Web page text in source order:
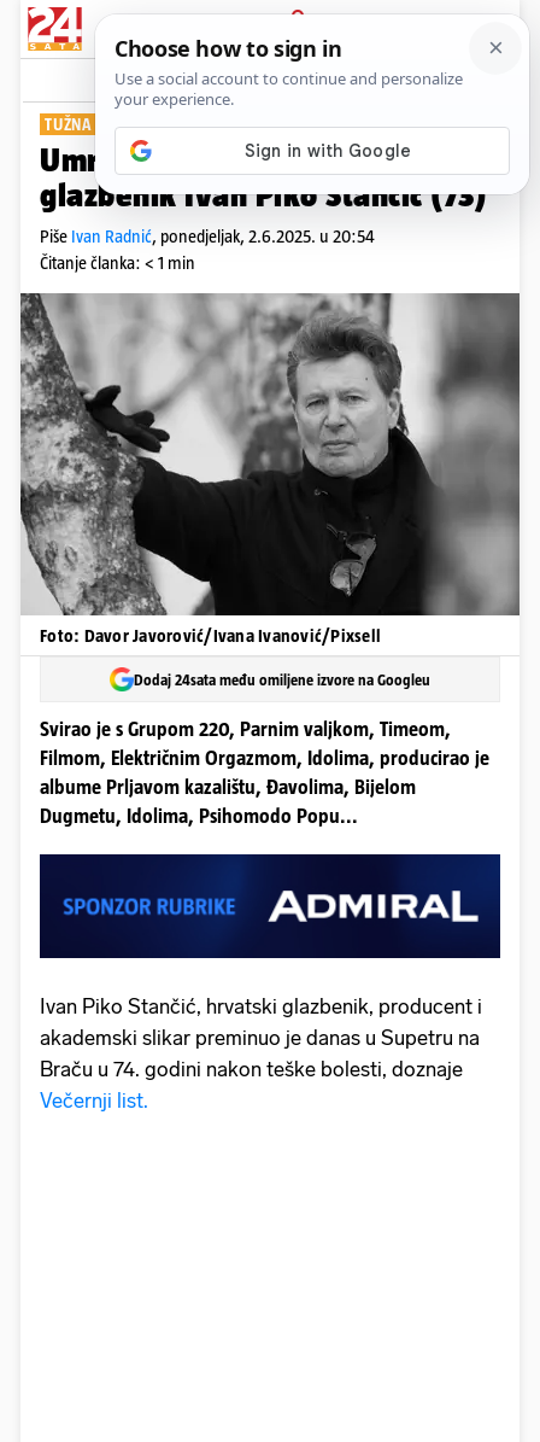
PRIJAVA
Show Komentari
TUŽNA VIJEST
Umro je legendarni hrvatski
glazbenik Ivan Piko Stančić (73)
Piše Ivan Radnić, ponedjeljak, 2.6.2025. u 20:54
Čitanje članka: < 1 min
Foto: Davor Javorović/Ivana Ivanović/Pixsell
Dodaj 24sata među omiljene izvore na Googleu
Svirao je s Grupom 220, Parnim valjkom, Timeom,
Filmom, Električnim Orgazmom, Idolima, producirao je
albume Prljavom kazalištu, Đavolima, Bijelom
Dugmetu, Idolima, Psihomodo Popu...
Ivan Piko Stančić, hrvatski glazbenik, producent i
akademski slikar preminuo je danas u Supetru na
Braču u 74. godini nakon teške bolesti, doznaje
Večernji list.